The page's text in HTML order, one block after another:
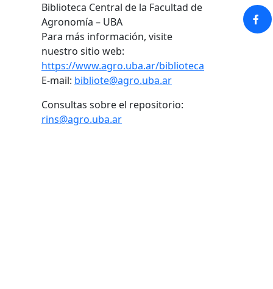
Biblioteca Central de la Facultad de
Agronomía – UBA
Para más información, visite
nuestro sitio web:
https://www.agro.uba.ar/biblioteca
E-mail: bibliote@agro.uba.ar
Consultas sobre el repositorio:
rins@agro.uba.ar